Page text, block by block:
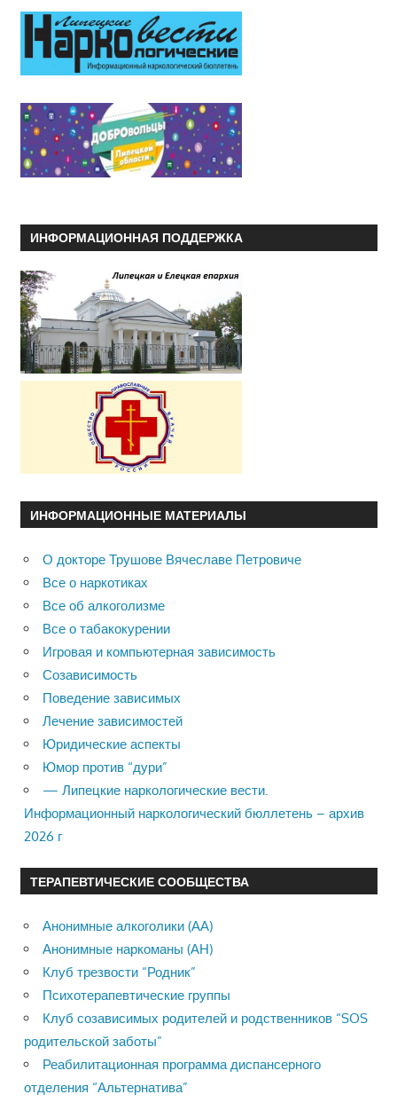
ИНФОРМАЦИОННАЯ ПОДДЕРЖКА
ИНФОРМАЦИОННЫЕ МАТЕРИАЛЫ
О докторе Трушове Вячеславе Петровиче
Все о наркотиках
Все об алкоголизме
Все о табакокурении
Игровая и компьютерная зависимость
Созависимость
Поведение зависимых
Лечение зависимостей
Юридические аспекты
Юмор против “дури”
— Липецкие наркологические вести.
Информационный наркологический бюллетень – архив
2026 г
ТЕРАПЕВТИЧЕСКИЕ СООБЩЕСТВА
Анонимные алкоголики (АА)
Анонимные наркоманы (АН)
Клуб трезвости “Родник”
Психотерапевтические группы
Клуб созависимых родителей и родственников “SOS
родительской заботы”
Реабилитационная программа диспансерного
отделения “Альтернатива”